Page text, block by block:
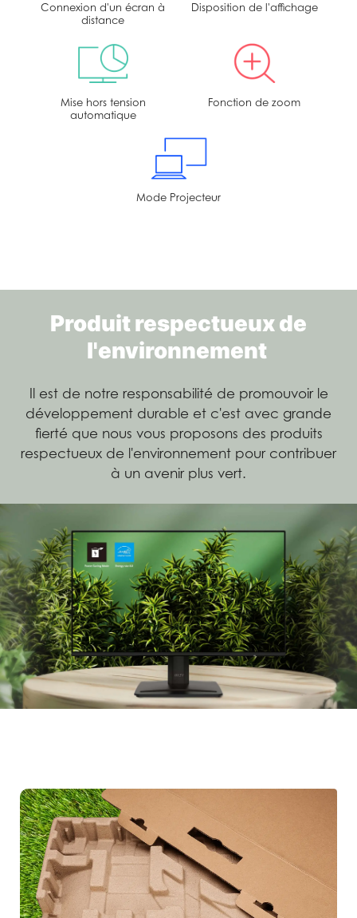
Connexion d'un écran à
distance
Disposition de l'affichage
Mise hors tension
automatique
Fonction de zoom
Mode Projecteur
Produit respectueux de
l'environnement
Il est de notre responsabilité de promouvoir le
développement durable et c'est avec grande
fierté que nous vous proposons des produits
respectueux de l'environnement pour contribuer
à un avenir plus vert.